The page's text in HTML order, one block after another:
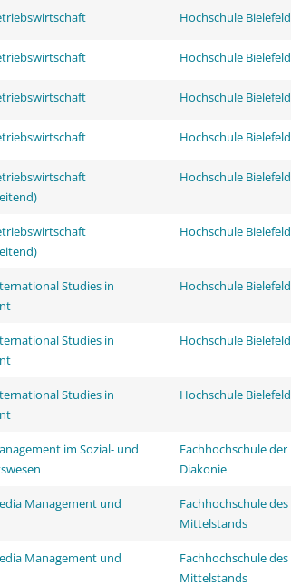
Hochschule Bielefeld
Hochschule Bielefeld
Hochschule Bielefeld
Hochschule Bielefeld
Hochschule Bielefeld
Hochschule Bielefeld
Studies in
Hochschule Bielefeld
Studies in
Hochschule Bielefeld
Studies in
Hochschule Bielefeld
im Sozial- und
Fachhochschule der
Diakonie
Management und
Fachhochschule des
Mittelstands
Management und
Fachhochschule des
Mittelstands